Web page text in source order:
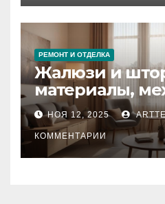
РЕМОНТ И ОТДЕЛКА
Жалюзи и
материалы,
управления и
НОЯ 12, 2025
КОММЕНТАРИИ